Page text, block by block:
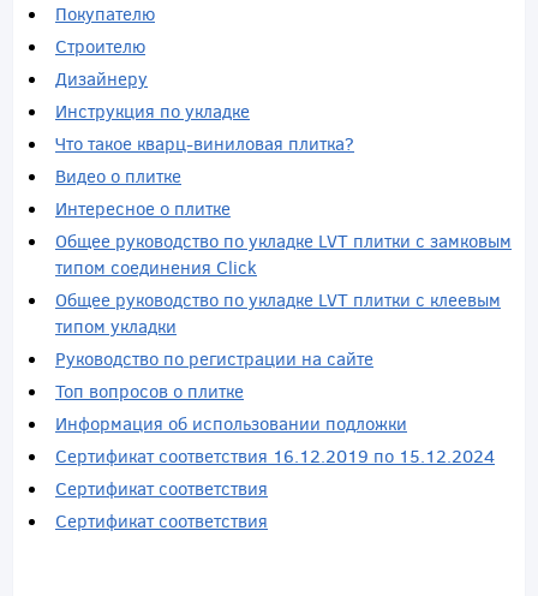
Покупателю
Строителю
Дизайнеру
Инструкция по укладке
Что такое кварц-виниловая плитка?
Видео о плитке
Интересное о плитке
Общее руководство по укладке LVT плитки с замковым
типом соединения Click
Общее руководство по укладке LVT плитки с клеевым
типом укладки
Руководство по регистрации на сайте
Топ вопросов о плитке
Информация об использовании подложки
Сертификат соответствия 16.12.2019 по 15.12.2024
Сертификат соответствия
Сертификат соответствия